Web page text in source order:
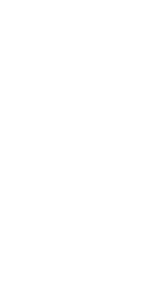
: cette
pond ses œufs.